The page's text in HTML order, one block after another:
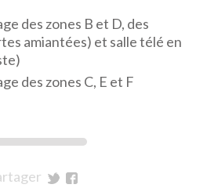
des zones B et D, des
amiantées) et salle télé en
des zones C, E et F